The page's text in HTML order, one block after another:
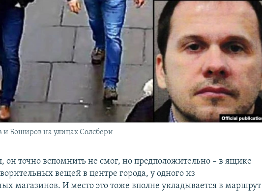
и Боширов на улицах Солсбери
он точно вспомнить не смог, но предположительно – в ящике
вещей в центре города, у одного из
магазинов. И место это тоже вполне укладывается в маршрут